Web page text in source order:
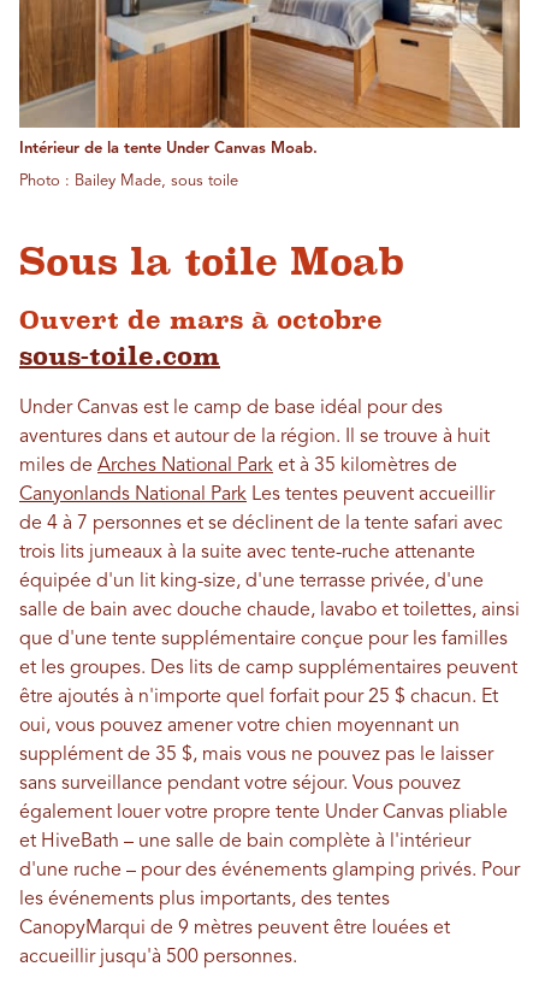
Intérieur de la tente Under Canvas Moab.
Photo : Bailey Made, sous toile
Sous la toile Moab
Ouvert de mars à octobre
sous-toile.com
Under Canvas est le camp de base idéal pour des
aventures dans et autour de la région. Il se trouve à huit
miles de Arches National Park et à 35 kilomètres de
Canyonlands National Park Les tentes peuvent accueillir
de 4 à 7 personnes et se déclinent de la tente safari avec
trois lits jumeaux à la suite avec tente-ruche attenante
équipée d'un lit king-size, d'une terrasse privée, d'une
salle de bain avec douche chaude, lavabo et toilettes, ainsi
que d'une tente supplémentaire conçue pour les familles
et les groupes. Des lits de camp supplémentaires peuvent
être ajoutés à n'importe quel forfait pour 25 $ chacun. Et
oui, vous pouvez amener votre chien moyennant un
supplément de 35 $, mais vous ne pouvez pas le laisser
sans surveillance pendant votre séjour. Vous pouvez
également louer votre propre tente Under Canvas pliable
et HiveBath – une salle de bain complète à l'intérieur
d'une ruche – pour des événements glamping privés. Pour
les événements plus importants, des tentes
CanopyMarqui de 9 mètres peuvent être louées et
accueillir jusqu'à 500 personnes.